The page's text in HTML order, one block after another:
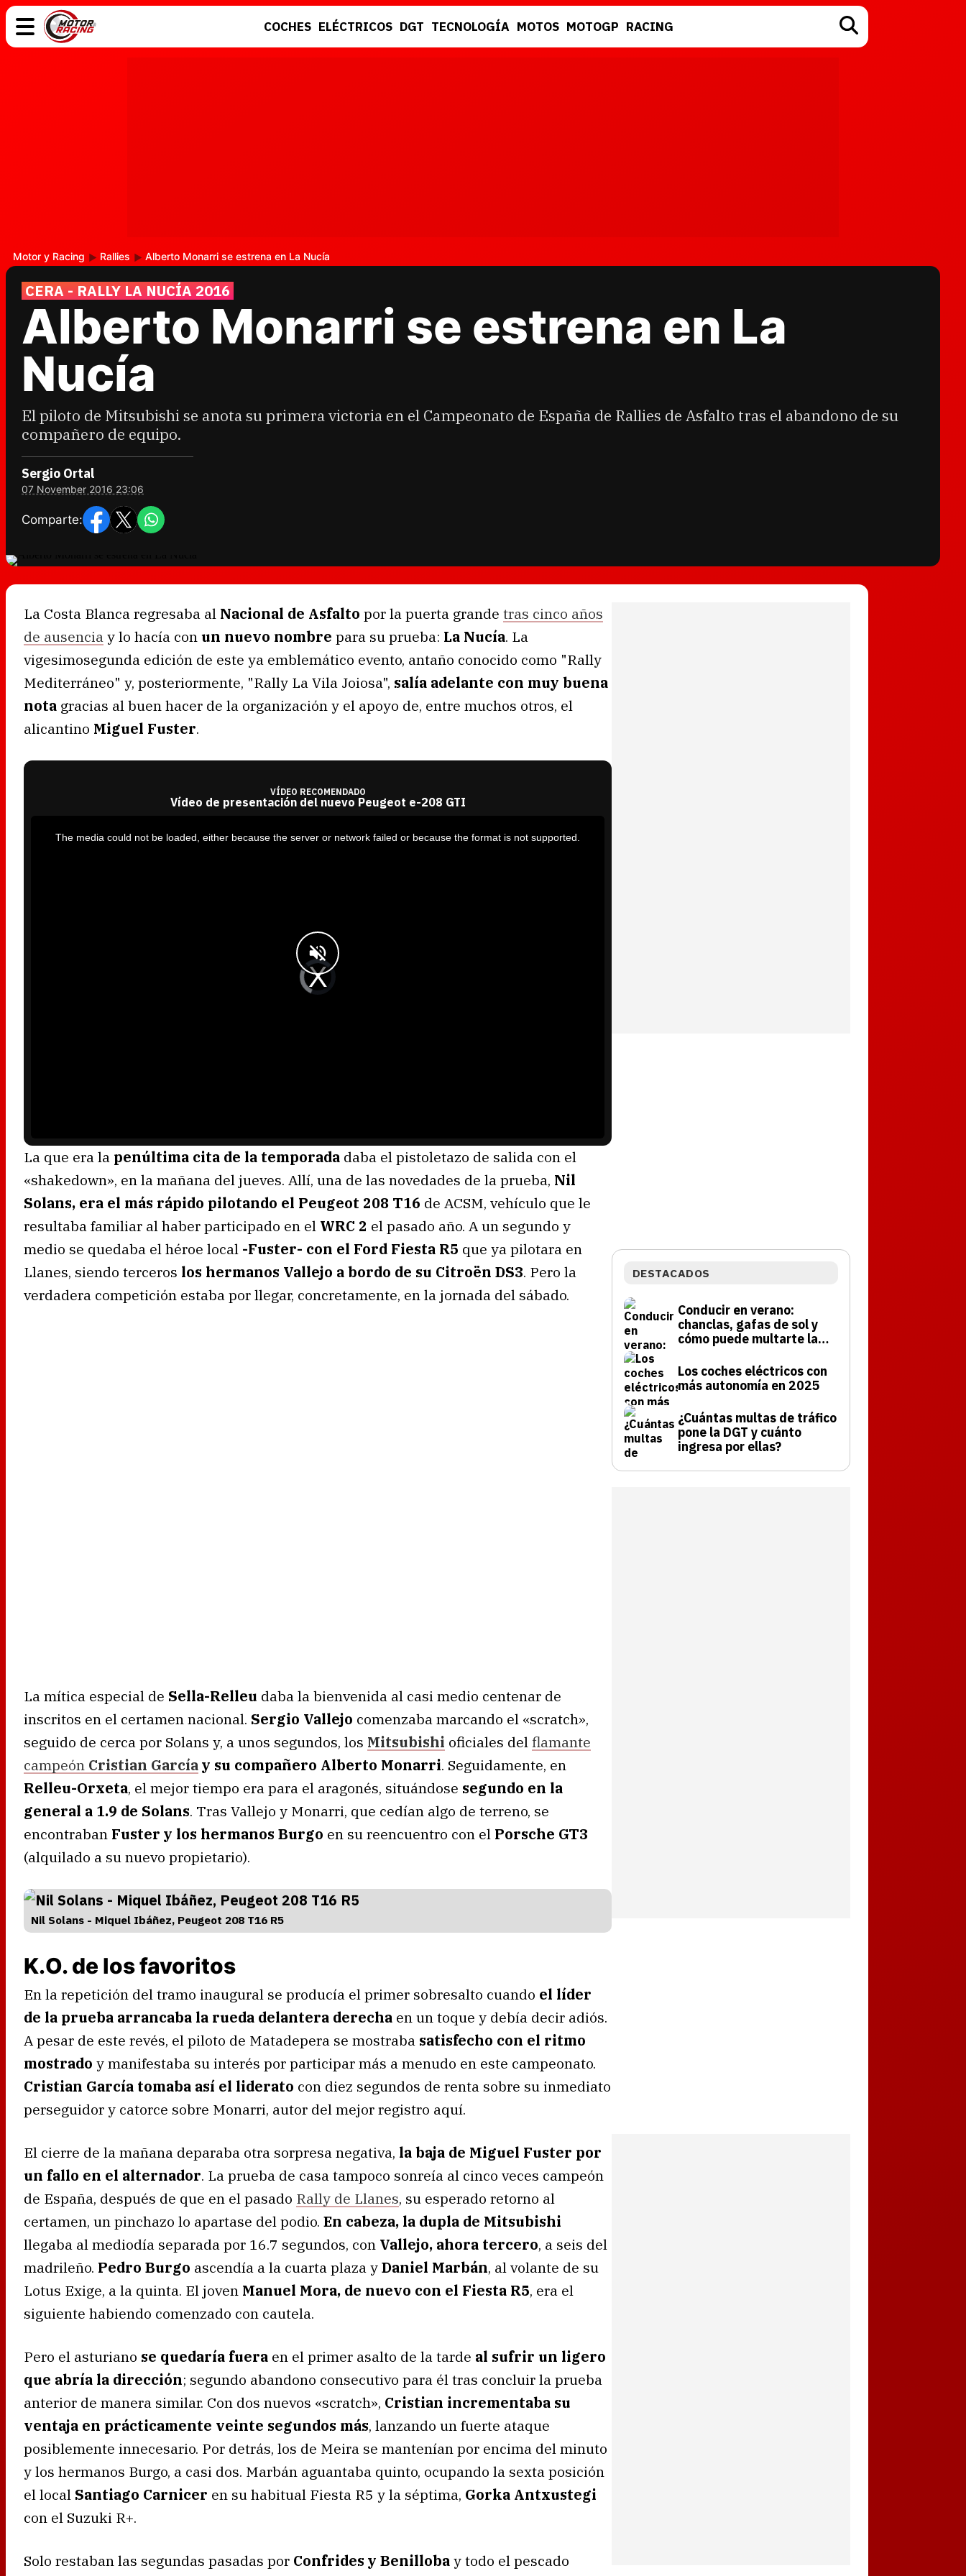
COCHES ELÉCTRICOS DGT TECNOLOGÍA MOTOS MOTOGP RACING
Motor y Racing Rallies Alberto Monarri se estrena en La Nucía
CERA - RALLY LA NUCÍA 2016
Alberto Monarri se estrena en La
Nucía
El piloto de Mitsubishi se anota su primera victoria en el Campeonato de España de Rallies de Asfalto tras el abandono de su
compañero de equipo.
Sergio Ortal
07 November 2016 23:06
Comparte:
La Costa Blanca regresaba al Nacional de Asfalto por la puerta grande tras cinco años
de ausencia y lo hacía con un nuevo nombre para su prueba: La Nucía. La
vigesimosegunda edición de este ya emblemático evento, antaño conocido como "Rally
Mediterráneo" y, posteriormente, "Rally La Vila Joiosa", salía adelante con muy buena
nota gracias al buen hacer de la organización y el apoyo de, entre muchos otros, el
alicantino Miguel Fuster.
VÍDEO RECOMENDADO
Vídeo de presentación del nuevo Peugeot e-208 GTI
V
i
d
e
The media could not be loaded, either because the server or network failed or because the format is not supported.
La que era la penúltima cita de la temporada daba el pistoletazo de salida con el
«shakedown», en la mañana del jueves. Allí, una de las novedades de la prueba, Nil
Solans, era el más rápido pilotando el Peugeot 208 T16 de ACSM, vehículo que le
resultaba familiar al haber participado en el WRC 2 el pasado año. A un segundo y
medio se quedaba el héroe local -Fuster- con el Ford Fiesta R5 que ya pilotara en
Llanes, siendo terceros los hermanos Vallejo a bordo de su Citroën DS3. Pero la
verdadera competición estaba por llegar, concretamente, en la jornada del sábado.
La mítica especial de Sella-Relleu daba la bienvenida al casi medio centenar de
inscritos en el certamen nacional. Sergio Vallejo comenzaba marcando el «scratch»,
seguido de cerca por Solans y, a unos segundos, los Mitsubishi oficiales del flamante
campeón Cristian García y su compañero Alberto Monarri. Seguidamente, en
Relleu-Orxeta, el mejor tiempo era para el aragonés, situándose segundo en la
general a 1.9 de Solans. Tras Vallejo y Monarri, que cedían algo de terreno, se
encontraban Fuster y los hermanos Burgo en su reencuentro con el Porsche GT3
(alquilado a su nuevo propietario).
Nil Solans - Miquel Ibáñez, Peugeot 208 T16 R5
K.O. de los favoritos
En la repetición del tramo inaugural se producía el primer sobresalto cuando el líder
de la prueba arrancaba la rueda delantera derecha en un toque y debía decir adiós.
A pesar de este revés, el piloto de Matadepera se mostraba satisfecho con el ritmo
mostrado y manifestaba su interés por participar más a menudo en este campeonato.
Cristian García tomaba así el liderato con diez segundos de renta sobre su inmediato
perseguidor y catorce sobre Monarri, autor del mejor registro aquí.
El cierre de la mañana deparaba otra sorpresa negativa, la baja de Miguel Fuster por
un fallo en el alternador. La prueba de casa tampoco sonreía al cinco veces campeón
de España, después de que en el pasado Rally de Llanes, su esperado retorno al
certamen, un pinchazo lo apartase del podio. En cabeza, la dupla de Mitsubishi
llegaba al mediodía separada por 16.7 segundos, con Vallejo, ahora tercero, a seis del
madrileño. Pedro Burgo ascendía a la cuarta plaza y Daniel Marbán, al volante de su
Lotus Exige, a la quinta. El joven Manuel Mora, de nuevo con el Fiesta R5, era el
siguiente habiendo comenzado con cautela.
Pero el asturiano se quedaría fuera en el primer asalto de la tarde al sufrir un ligero
que abría la dirección; segundo abandono consecutivo para él tras concluir la prueba
anterior de manera similar. Con dos nuevos «scratch», Cristian incrementaba su
ventaja en prácticamente veinte segundos más, lanzando un fuerte ataque
posiblemente innecesario. Por detrás, los de Meira se mantenían por encima del minuto
y los hermanos Burgo, a casi dos. Marbán aguantaba quinto, ocupando la sexta posición
el local Santiago Carnicer en su habitual Fiesta R5 y la séptima, Gorka Antxustegi
con el Suzuki R+.
Solo restaban las segundas pasadas por Confrides y Benilloba y todo el pescado
DESTACADOS
Conducir en verano:
chanclas, gafas de sol y
cómo puede multarte la
Los coches eléctricos con
más autonomía en 2025
¿Cuántas multas de tráfico
pone la DGT y cuánto
ingresa por ellas?